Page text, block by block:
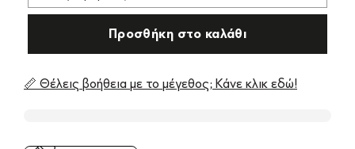
Προσθήκη στο καλάθι
📏 Θέλεις βοήθεια με το μέγεθος; Κάνε κλικ εδώ!